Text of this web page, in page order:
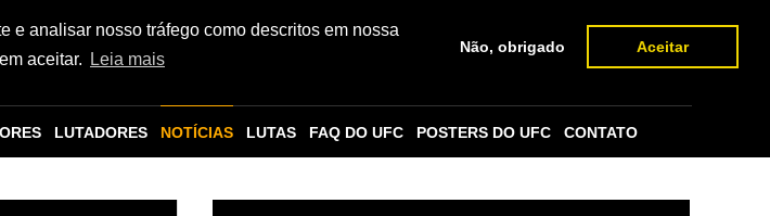
e analisar nosso tráfego como descritos em nossa
aceitar.
Leia mais
Não, obrigado Aceitar
LUTADORES NOTÍCIAS LUTAS FAQ DO UFC POSTERS DO UFC CONTATO